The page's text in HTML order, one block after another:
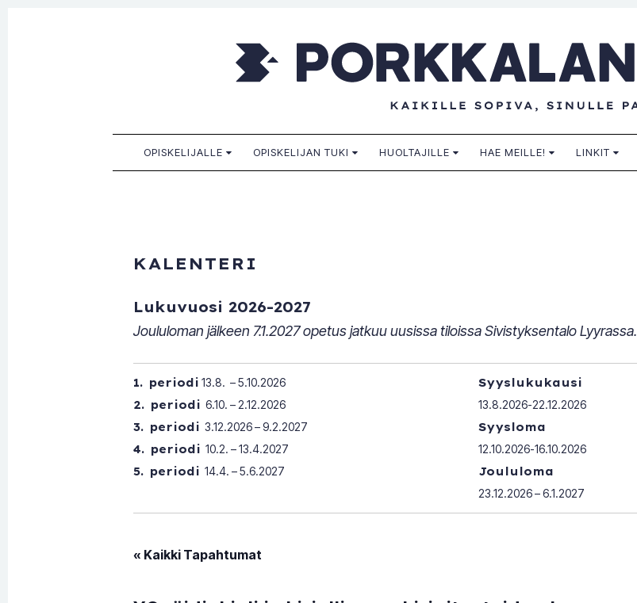
Porkkalan lukio
Kaikille sopiva, sinulle paras!
OPISKELIJALLE
OPISKELIJAN TUKI HUOLTAJILLE HAE MEILLE! LINKIT
KALENTERI
Lukuvuosi 2026-2027
Joululoman jälkeen 7.1.2027 opetus jatkuu uusissa tiloissa Sivistyksentalo Lyyrassa.
1. periodi 13.8. – 5.10.2026
2. periodi 6.10. – 2.12.2026
3. periodi 3.12.2026 – 9.2.2027
4. periodi 10.2. – 13.4.2027
5. periodi 14.4. – 5.6.2027
Syyslukukausi
13.8.2026-22.12.2026
Syysloma
12.10.2026-16.10.2026
Joululoma
23.12.2026 – 6.1.2027
« Kaikki Tapahtumat